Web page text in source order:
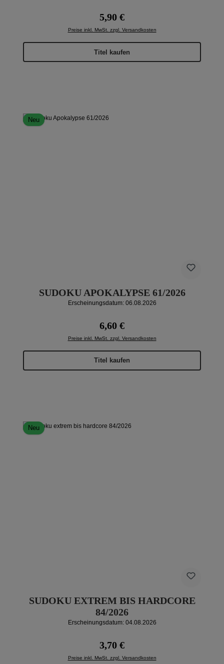
Regulärer Preis:
5,90 €
Preise inkl. MwSt. zzgl. Versandkosten
Titel kaufen
Neu
SUDOKU APOKALYPSE 61/2026
Erscheinungsdatum: 06.08.2026
Regulärer Preis:
6,60 €
Preise inkl. MwSt. zzgl. Versandkosten
Titel kaufen
Neu
SUDOKU EXTREM BIS HARDCORE
84/2026
Erscheinungsdatum: 04.08.2026
Regulärer Preis:
3,70 €
Preise inkl. MwSt. zzgl. Versandkosten